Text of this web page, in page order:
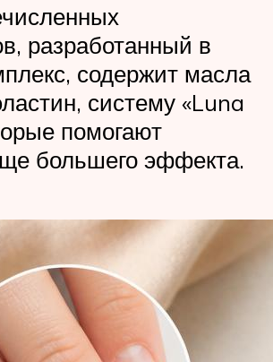
разработанный в
содержит масла
систему «Luna
помогают
большего эффекта.